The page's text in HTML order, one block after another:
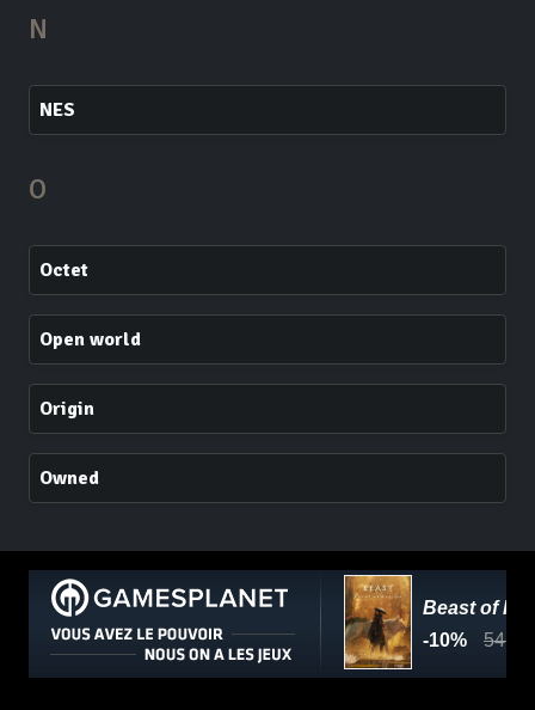
N
NES
O
Octet
Open world
Origin
Owned